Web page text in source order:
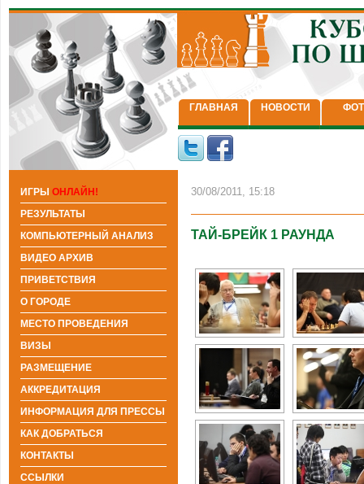
ГЛАВНАЯ НОВОСТИ
30/08/2011, 15:18
ТАЙ-БРЕЙК 1 РАУНДА
ИГРЫ ОНЛАЙН!
РЕЗУЛЬТАТЫ
КОМПЬЮТЕРНЫЙ АНАЛИЗ
ВИДЕО АРХИВ
ПРИВЕТСТВИЯ
О ГОРОДЕ
МЕСТО ПРОВЕДЕНИЯ
ВИЗЫ
РАЗМЕЩЕНИЕ
АККРЕДИТАЦИЯ
ИНФОРМАЦИЯ ДЛЯ ПРЕССЫ
КАК ДОБРАТЬСЯ
КОНТАКТЫ
ССЫЛКИ